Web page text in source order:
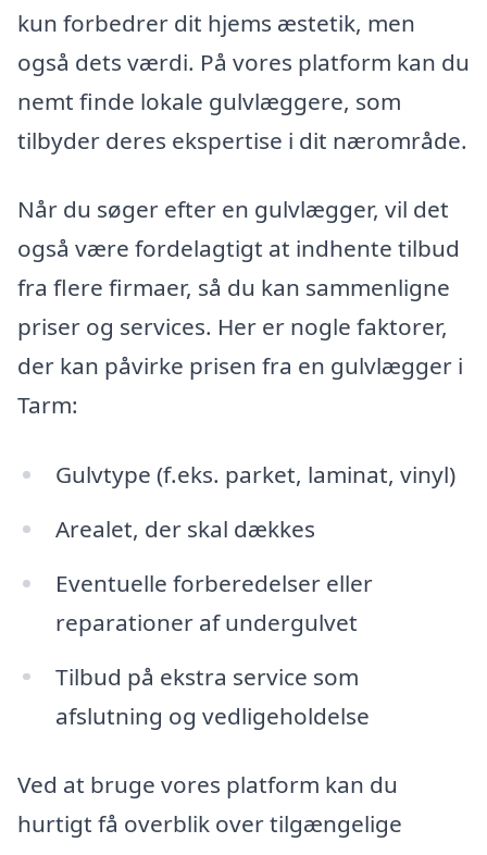
kun forbedrer dit hjems æstetik, men
også dets værdi. På vores platform kan du
nemt finde lokale gulvlæggere, som
tilbyder deres ekspertise i dit nærområde.
Når du søger efter en gulvlægger, vil det
også være fordelagtigt at indhente tilbud
fra flere firmaer, så du kan sammenligne
priser og services. Her er nogle faktorer,
der kan påvirke prisen fra en gulvlægger i
Tarm:
Gulvtype (f.eks. parket, laminat, vinyl)
Arealet, der skal dækkes
Eventuelle forberedelser eller
reparationer af undergulvet
Tilbud på ekstra service som
afslutning og vedligeholdelse
Ved at bruge vores platform kan du
hurtigt få overblik over tilgængelige